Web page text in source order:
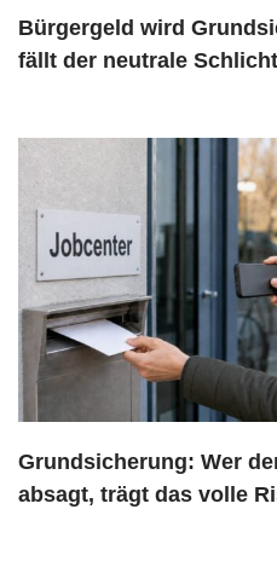
Bürgergeld wird
fällt der neutrale
Grundsicherung: Wer
absagt, trägt das volle